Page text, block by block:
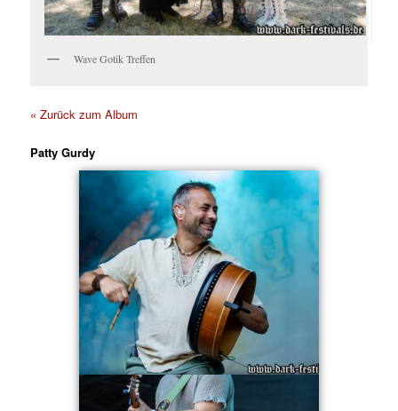
Wave Gotik Treffen
« Zurück zum Album
Patty Gurdy